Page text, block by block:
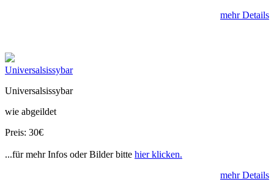
mehr Details
Universalsissybar
Universalsissybar
wie abgeildet
Preis: 30€
...für mehr Infos oder Bilder bitte hier klicken.
mehr Details